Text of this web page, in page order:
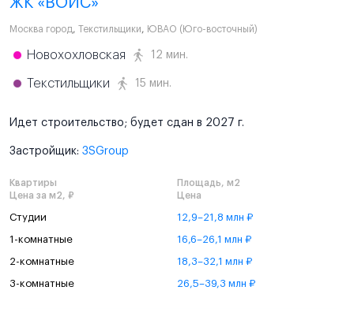
ЖК «ВОЙС»
Москва город, Текстильщики, ЮВАО (Юго-восточный)
Новохохловская 12 мин.
Текстильщики 15 мин.
Идет строительство; будет сдан в 2027 г.
Застройщик: 3SGroup
Квартиры
Площадь, м2
Цена за м2, ₽
Цена
Студии 12,9–21,8 млн ₽
1-комнатные 16,6–26,1 млн ₽
2-комнатные 18,3–32,1 млн ₽
3-комнатные 26,5–39,3 млн ₽